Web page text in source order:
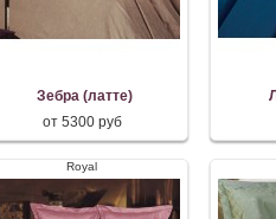
Зебра (латте)
от 5300 руб
Royal